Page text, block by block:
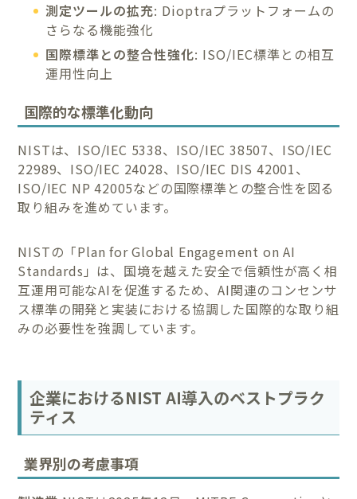
測定ツールの拡充: Dioptraプラットフォームの
さらなる機能強化
国際標準との整合性強化: ISO/IEC標準との相互
運用性向上
国際的な標準化動向
NISTは、ISO/IEC 5338、ISO/IEC 38507、ISO/IEC
22989、ISO/IEC 24028、ISO/IEC DIS 42001、
ISO/IEC NP 42005などの国際標準との整合性を図る
取り組みを進めています。
NISTの「Plan for Global Engagement on AI
Standards」は、国境を越えた安全で信頼性が高く相
互運用可能なAIを促進するため、AI関連のコンセンサ
ス標準の開発と実装における協調した国際的な取り組
みの必要性を強調しています。
企業におけるNIST AI導入のベストプラク
ティス
業界別の考慮事項